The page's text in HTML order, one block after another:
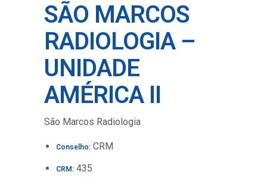
SÃO MARCOS
RADIOLOGIA –
UNIDADE
AMÉRICA II
São Marcos Radiologia
Conselho: CRM
CRM: 435